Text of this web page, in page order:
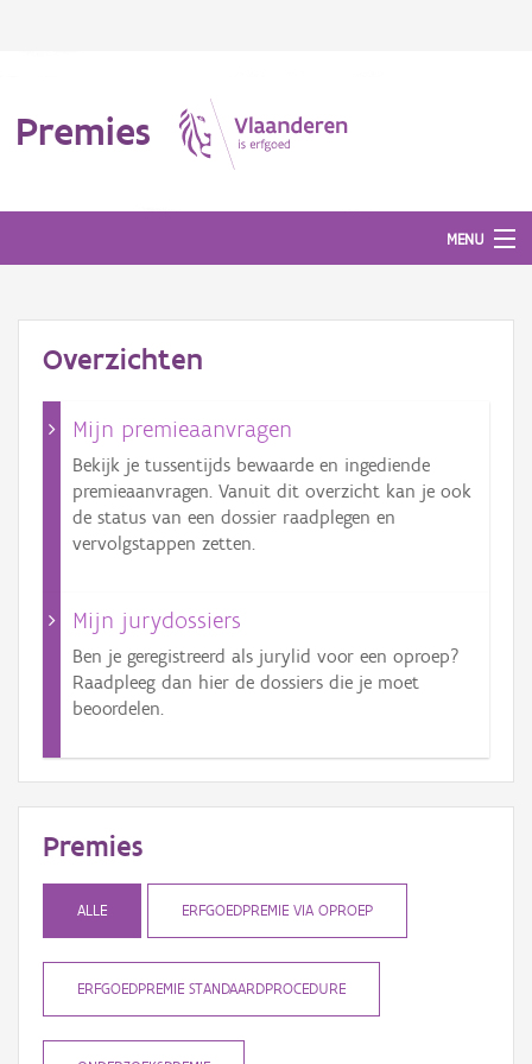
Premies
MENU
Veelgestelde vragen
Aanmelden
Overzichten
Mijn premieaanvragen
Bekijk je tussentijds bewaarde en ingediende
premieaanvragen. Vanuit dit overzicht kan je ook
de status van een dossier raadplegen en
vervolgstappen zetten.
Mijn jurydossiers
Ben je geregistreerd als jurylid voor een oproep?
Raadpleeg dan hier de dossiers die je moet
beoordelen.
Premies
ALLE ERFGOEDPREMIE VIA OPROEP
ERFGOEDPREMIE STANDAARDPROCEDURE